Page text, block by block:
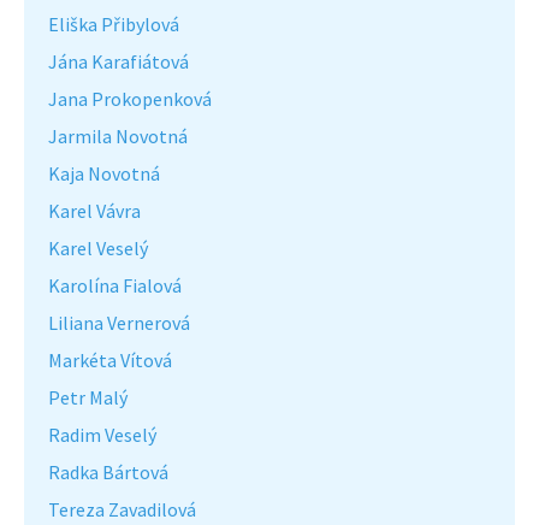
Eliška Přibylová
Jána Karafiátová
Jana Prokopenková
Jarmila Novotná
Kaja Novotná
Karel Vávra
Karel Veselý
Karolína Fialová
Liliana Vernerová
Markéta Vítová
Petr Malý
Radim Veselý
Radka Bártová
Tereza Zavadilová